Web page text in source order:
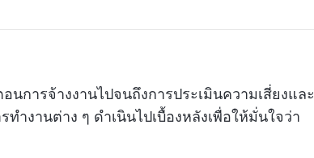
การจ้างงานไปจนถึงการประเมินความเสี่ยงและ
ำงานต่าง ๆ ดำเนินไปเบื้องหลังเพื่อให้มั่นใจว่า